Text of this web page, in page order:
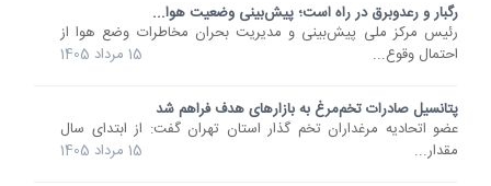
رگبار و رعدوبرق در راه است؛ پیش‌بینی وضعیت هوا...
رئیس مرکز ملی پیش‌بینی و مدیریت بحران مخاطرات وضع هوا از
احتمال وقوع...
15 مرداد 1405
پتانسیل صادرات تخم‌مرغ به بازارهای هدف فراهم شد
عضو اتحادیه مرغداران تخم گذار استان تهران گفت: از ابتدای سال
مقدار...
15 مرداد 1405